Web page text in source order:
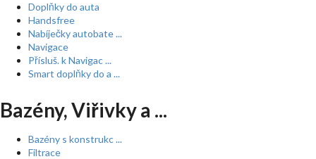
Doplňky do auta
Handsfree
Nabíječky autobate ...
Navigace
Přísluš. k Navigac ...
Smart doplňky do a ...
Bazény, Viřivky a ...
Bazény s konstrukc ...
Filtrace